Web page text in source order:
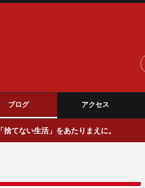
ブログ アクセス
「捨てない生活」をあたりまえに。